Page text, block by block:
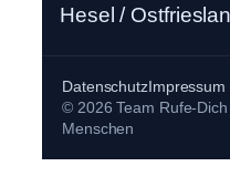
Hesel /
DatenschutzImpressum
© 2026 Team Rufe-
Menschen